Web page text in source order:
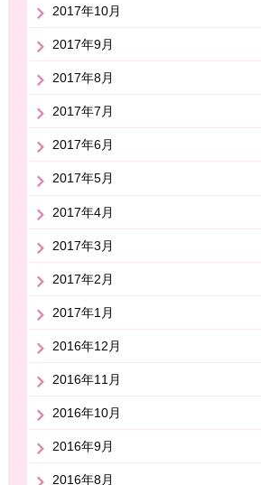
2017年10月
2017年9月
2017年8月
2017年7月
2017年6月
2017年5月
2017年4月
2017年3月
2017年2月
2017年1月
2016年12月
2016年11月
2016年10月
2016年9月
2016年8月